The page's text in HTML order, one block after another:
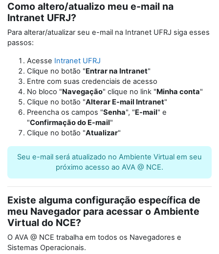
Como altero/atualizo meu e-mail na
Intranet UFRJ?
Para alterar/atualizar seu e-mail na Intranet UFRJ siga esses
passos:
Acesse Intranet UFRJ
Clique no botão "Entrar na Intranet"
Entre com suas credenciais de acesso
No bloco "Navegação" clique no link "Minha conta"
Clique no botão "Alterar E-mail Intranet"
Preencha os campos "Senha", "E-mail" e
"Confirmação do E-mail"
Clique no botão "Atualizar"
Seu e-mail será atualizado no Ambiente Virtual em seu
próximo acesso ao AVA @ NCE.
Existe alguma configuração específica de
meu Navegador para acessar o Ambiente
Virtual do NCE?
O AVA @ NCE trabalha em todos os Navegadores e
Sistemas Operacionais.